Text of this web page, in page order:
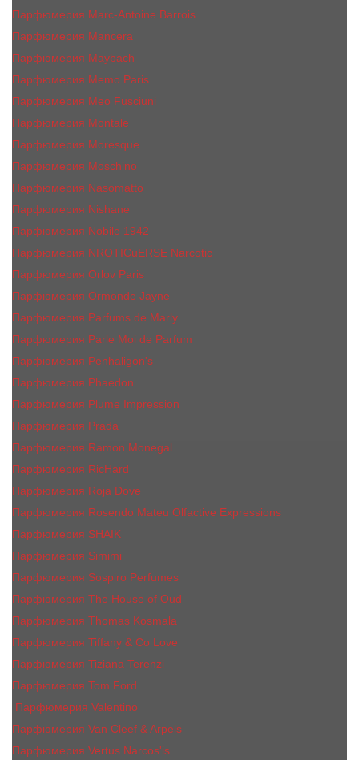
Парфюмерия Marc-Antoine Barrois
Парфюмерия Mancera
Парфюмерия Maybach
Парфюмерия Memo Paris
Парфюмерия Meo Fusciuni
Парфюмерия Montale
Парфюмерия Moresque
Парфюмерия Moschino
Парфюмерия Nasomatto
Парфюмерия Nishane
Парфюмерия Nobile 1942
Парфюмерия NROTICuERSE Narcotic
Парфюмерия Orlov Paris
Парфюмерия Ormonde Jayne
Парфюмерия Parfums de Marly
Парфюмерия Parle Moi de Parfum
Парфюмерия Penhaligon's
Парфюмерия Phaedon
Парфюмерия Plume Impression
Парфюмерия Prada
Парфюмерия Ramon Monegal
Парфюмерия RicHard
Парфюмерия Roja Dove
Парфюмерия Rosendo Mateu Olfactive Expressions
Парфюмерия SHAIK
Парфюмерия Simimi
Парфюмерия Sospiro Perfumes
Парфюмерия The House of Oud
Парфюмерия Thomas Kosmala
Парфюмерия Tiffany & Co Love
Парфюмерия Tiziana Terenzi
Парфюмерия Tom Ford
Парфюмерия Valentino
Парфюмерия Van Cleef & Arpels
Парфюмерия Vertus Narcos'is